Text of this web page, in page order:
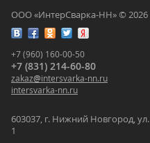
ООО «ИнтерСварка-НН» © 2026
+7 (960) 160-00-50
+7 (831) 214-60-80
zakaz@intersvarka-nn.ru
intersvarka-nn.ru
603037, г. Нижний Новгород,
1